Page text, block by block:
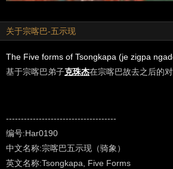
关于宗喀巴-五示现
The Five forms of Tsongkapa (je zigpa
基于宗喀巴弟子克珠杰在宗喀巴故去之后的
1. Tsongkapa as a Monk Riding an Elephant
2. Seated on a throne supported by Gods &
3. Appearing as Manjushri Riding a Lion（骑
4. Appearing as a Mahasiddha Riding a Lion
-------------------------------------
编号:Har0190
中文名称:宗喀巴五示现（骑象）
英文名称:Tsongkapa, Five Forms